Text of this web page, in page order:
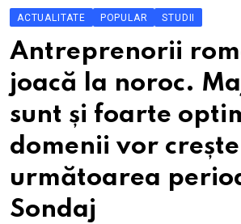
Analize ASF
ACTUALITATE POPULAR STUDII
Antreprenorii
joacă la noroc.
sunt și foarte
domenii vor
următoarea
Sondaj